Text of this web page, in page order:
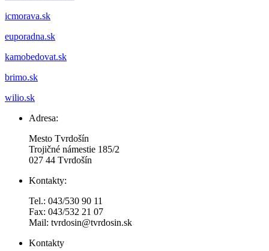
icmorava.sk
euporadna.sk
kamobedovat.sk
brimo.sk
wilio.sk
Adresa:
Mesto Tvrdošín
Trojičné námestie 185/2
027 44 Tvrdošín
Kontakty:
Tel.: 043/530 90 11
Fax: 043/532 21 07
Mail: tvrdosin@tvrdosin.sk
Kontakty